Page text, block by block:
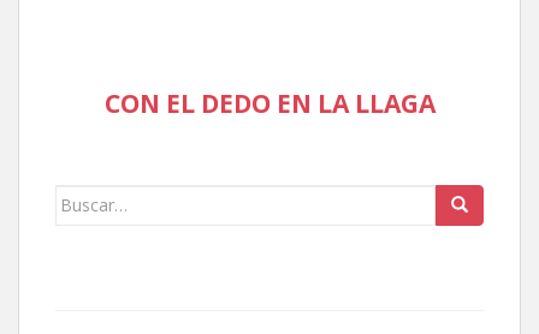
CON EL DEDO EN LA LLAGA
Buscar: